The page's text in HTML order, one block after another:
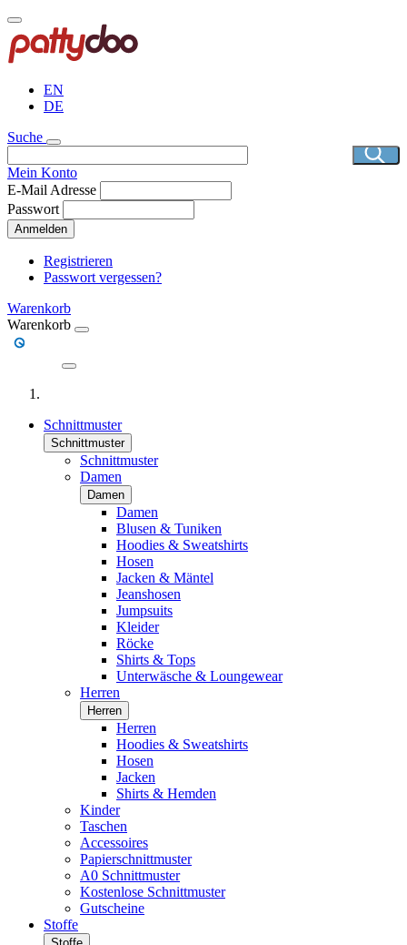
Direkt
zum
Inhalt
EN
DE
Suche
Mein Konto
E-Mail Adresse
Passwort
Anmelden
Registrieren
Passwort vergessen?
Warenkorb
Warenkorb
Schnittmuster
Schnittmuster
Schnittmuster
Damen
Damen
Damen
Blusen & Tuniken
Hoodies & Sweatshirts
Hosen
Jacken & Mäntel
Jeanshosen
Jumpsuits
Kleider
Röcke
Shirts & Tops
Unterwäsche & Loungewear
Herren
Herren
Herren
Hoodies & Sweatshirts
Hosen
Jacken
Shirts & Hemden
Kinder
Taschen
Accessoires
Papierschnittmuster
A0 Schnittmuster
Kostenlose Schnittmuster
Gutscheine
Stoffe